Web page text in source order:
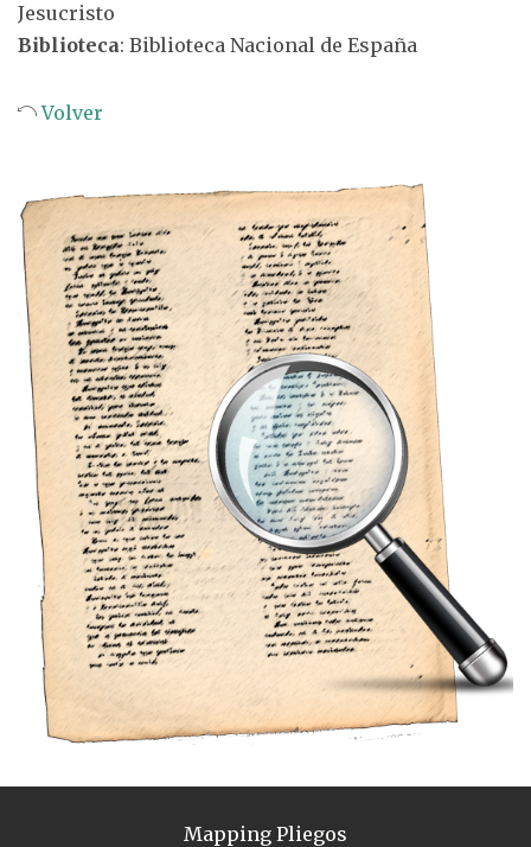
Jesucristo
Biblioteca: Biblioteca Nacional de España
Volver
Mapping Pliegos